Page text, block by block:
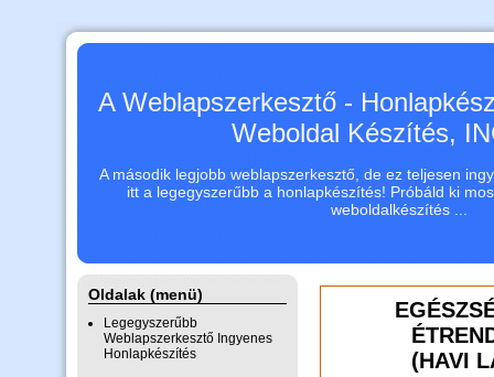
A Weblapszerkesztő -
Weboldal Készítés,
A második legjobb weblapszerkesztő, de ez teljesen
itt a legegyszerűbb a honlapkészítés! Próbáld ki
weboldalkészítés ...
Oldalak (menü)
Legegyszerűbb
Weblapszerkesztő Ingyenes
Honlapkészítés
(HAVI